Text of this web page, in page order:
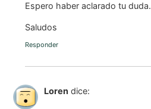
Espero haber aclarado tu duda.
Saludos
Responder
Loren dice: